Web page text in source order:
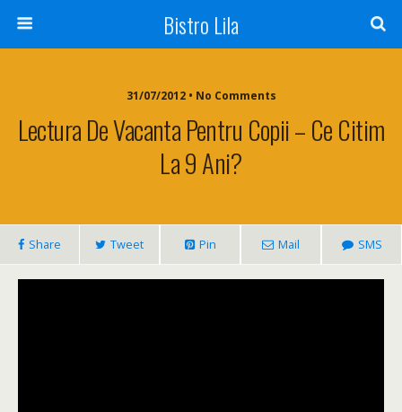
Bistro Lila
31/07/2012 • No Comments
Lectura De Vacanta Pentru Copii – Ce Citim
La 9 Ani?
Share Tweet Pin Mail SMS